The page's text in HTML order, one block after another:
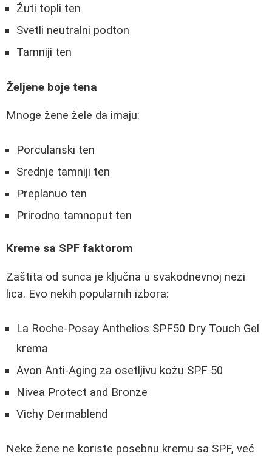
Žuti topli ten
Svetli neutralni podton
Tamniji ten
Željene boje tena
Mnoge žene žele da imaju:
Porculanski ten
Srednje tamniji ten
Preplanuo ten
Prirodno tamnoput ten
Kreme sa SPF faktorom
Zaštita od sunca je ključna u svakodnevnoj nezi
lica. Evo nekih popularnih izbora:
La Roche-Posay Anthelios SPF50 Dry Touch Gel
krema
Avon Anti-Aging za osetljivu kožu SPF 50
Nivea Protect and Bronze
Vichy Dermablend
Neke žene ne koriste posebnu kremu sa SPF, već